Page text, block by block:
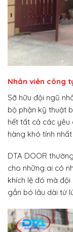
Nhân viên công
Sỡ hữu đội ngũ
bộ phận kỹ thuật
hết tất cả các yêu
hàng khó tính
DTA DOOR
cho những ai có
khích lệ đó mà
gắn bó lâu dài từ